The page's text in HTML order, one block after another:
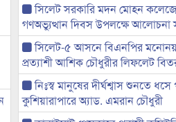
সিলেট সরকারি মদন মোহন
গণঅভ্যুত্থান দিবস উপলক্ষে আলোচনা
সিলেট-৫ আসনে বিএনপির
প্রত্যাশী আশিক চৌধুরীর লিফলেট
নিঃস্ব মানুষের দীর্ঘশ্বাস শুনতে
কুশিয়ারাপারে অ্যাড. এমরান চৌধুরী